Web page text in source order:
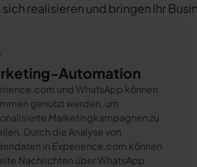
realisieren und bringen Ihr
Automation
und WhatsApp können
genutzt werden, um
Marketingkampagnen zu
Durch die Analyse von
in Experience.com können
Nachrichten über WhatsApp